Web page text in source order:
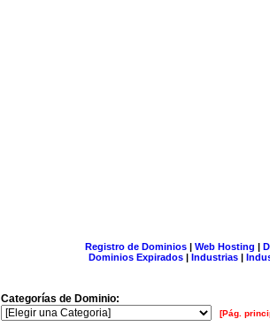
Registro de Dominios| Web Hosting |
Dominios Expirados | Industrias |
Categorías de Dominio:
[Pág.